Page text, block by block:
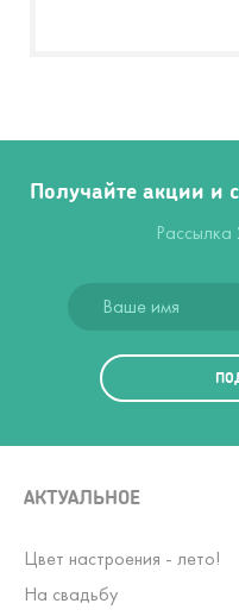
Получайте акции и
АКТУАЛЬНОЕ
Цвет настроения - лето!
На свадьбу